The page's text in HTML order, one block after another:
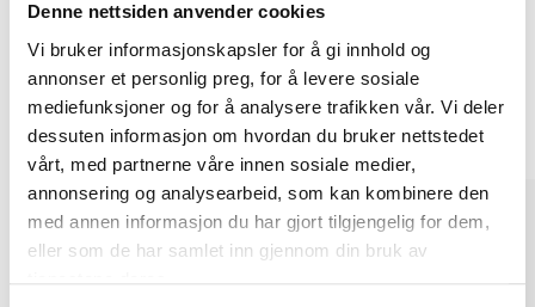
Denne nettsiden anvender cookies
Vi bruker informasjonskapsler for å gi innhold og
annonser et personlig preg, for å levere sosiale
mediefunksjoner og for å analysere trafikken vår. Vi deler
dessuten informasjon om hvordan du bruker nettstedet
vårt, med partnerne våre innen sosiale medier,
annonsering og analysearbeid, som kan kombinere den
med annen informasjon du har gjort tilgjengelig for dem,
eller som de har samlet inn gjennom din bruk av
Andre kunder har også kjøpt